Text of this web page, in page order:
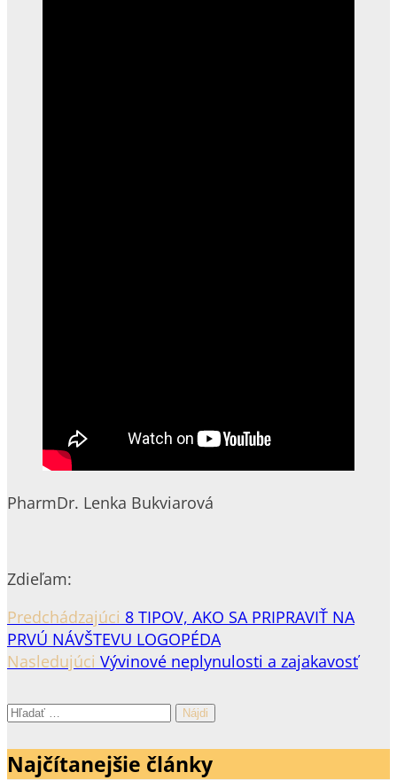
PharmDr. Lenka Bukviarová
Zdieľam:
Predchádzajúci 8 TIPOV, AKO SA PRIPRAVIŤ NA
PRVÚ NÁVŠTEVU LOGOPÉDA
Nasledujúci Vývinové neplynulosti a zajakavosť
Hľadať:
Najčítanejšie články